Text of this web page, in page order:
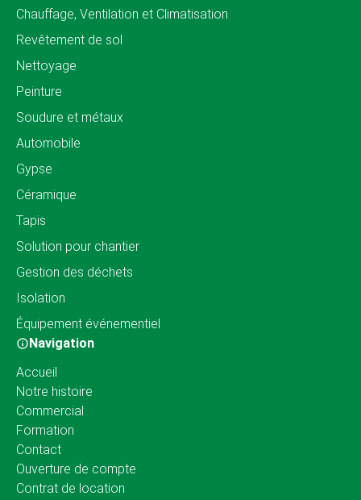
Chauffage, Ventilation et Climatisation
Revêtement de sol
Nettoyage
Peinture
Soudure et métaux
Automobile
Gypse
Céramique
Tapis
Solution pour chantier
Gestion des déchets
Isolation
Équipement événementiel
Navigation
Accueil
Notre histoire
Commercial
Formation
Contact
Ouverture de compte
Contrat de location